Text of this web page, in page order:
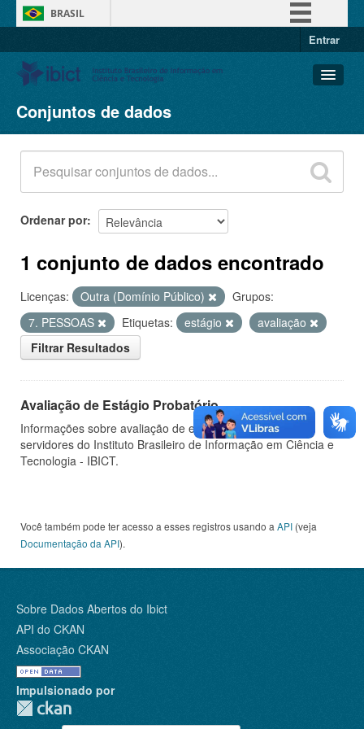
BRASIL
Entrar
Conjuntos de dados
Organizações
Grupos
Sobre
Conjuntos de dados
Ordenar por
1 conjunto de dados encontrado
Licenças: Outra (Domínio Público)
Grupos:
7. PESSOAS
Etiquetas: estágio
avaliação
Filtrar Resultados
Avaliação de Estágio Probatório
Informações sobre avaliação de estágio probatório de
servidores do Instituto Brasileiro de Informação em Ciência e
Tecnologia - IBICT.
Você também pode ter acesso a esses registros usando a API (veja
Documentação da API).
Sobre Dados Abertos do Ibict
API do CKAN
Associação CKAN
Impulsionado por